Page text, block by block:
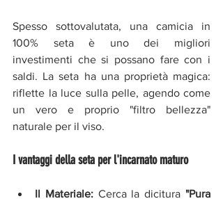
Spesso sottovalutata, una camicia in
100% seta è uno dei migliori
investimenti che si possano fare con i
saldi. La seta ha una proprietà magica:
riflette la luce sulla pelle, agendo come
un vero e proprio "filtro bellezza"
naturale per il viso.
I vantaggi della seta per l'incarnato maturo
Il Materiale: Cerca la dicitura "Pura